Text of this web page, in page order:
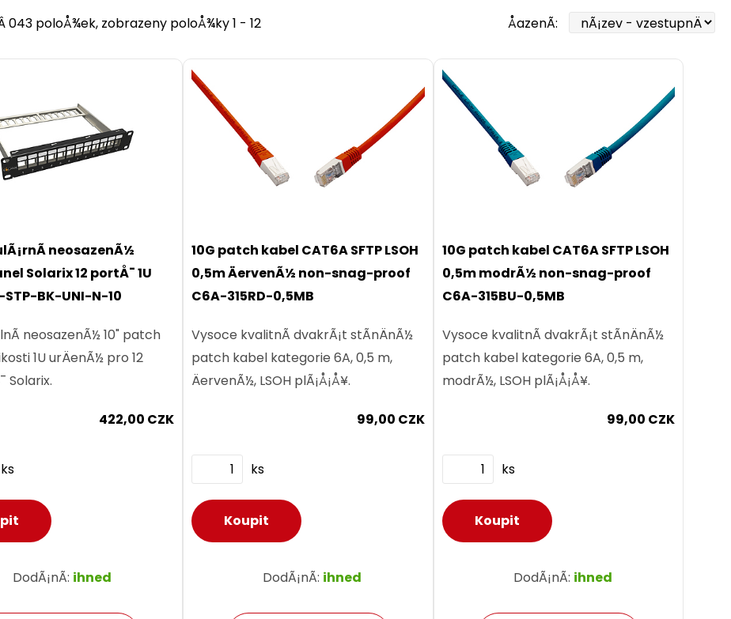
043 poloÅ¾ek, zobrazeny poloÅ¾ky 1 - 12 ÅazenÃ­:
neosazenÃ½
Solarix 12 portÅ¯ 1U
STP-BK-UNI-N-10
neosazenÃ½ 10" patch
1U urÄenÃ½ pro 12
Solarix.
422,00 CZK
ks
DodÃ¡nÃ­: ihned
10G patch kabel CAT6A SFTP LSOH
0,5m ÄervenÃ½ non-snag-proof
C6A-315RD-0,5MB
Vysoce kvalitnÃ­ dvakrÃ¡t stÃ­nÄnÃ½
patch kabel kategorie 6A, 0,5 m,
ÄervenÃ½, LSOH plÃ¡Å¡Å¥.
99,00 CZK
ks
DodÃ¡nÃ­: ihned
10G patch kabel CAT6A SFTP LSOH
0,5m modrÃ½ non-snag-proof
C6A-315BU-0,5MB
Vysoce kvalitnÃ­ dvakrÃ¡t stÃ­nÄnÃ½
patch kabel kategorie 6A, 0,5 m,
modrÃ½, LSOH plÃ¡Å¡Å¥.
99,00 CZK
ks
DodÃ¡nÃ­: ihned